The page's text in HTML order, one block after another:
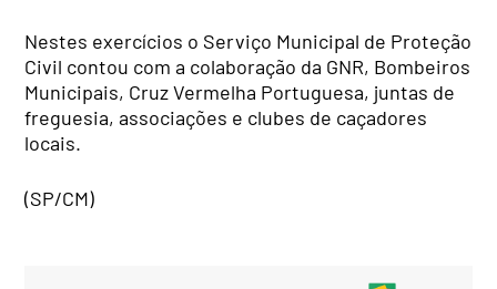
Nestes exercícios o Serviço Municipal de Proteção
Civil contou com a colaboração da GNR, Bombeiros
Municipais, Cruz Vermelha Portuguesa, juntas de
freguesia, associações e clubes de caçadores
locais.
(SP/CM)